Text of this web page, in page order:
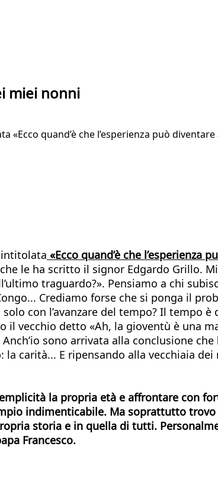
miei nonni
quand’è che l’esperienza può diventare
«Ecco quand’è che l’esperienza
le ha scritto il signor Edgardo Grillo.
traguardo?». Pensiamo a chi
Crediamo forse che si ponga il
con l’avanzare del tempo? Il tempo
vecchio detto «Ah, la gioventù è una
sono arrivata alla conclusione
carità... E ripensando alla vecchiaia
la propria età e affrontare con
indimenticabile. Ma soprattutto
storia e in quella di tutti.
Francesco.